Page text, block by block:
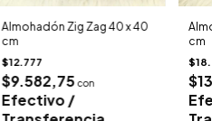
Almohadón Zig Zag 40 x 40
cm
$12.777
$9.582,75con
Efectivo /
cm